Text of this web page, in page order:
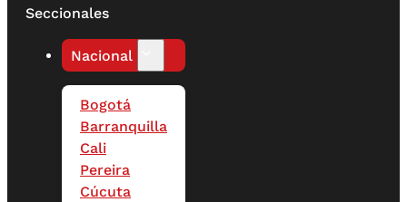
Seccionales
Nacional
Bogotá
Barranquilla
Cali
Pereira
Cúcuta